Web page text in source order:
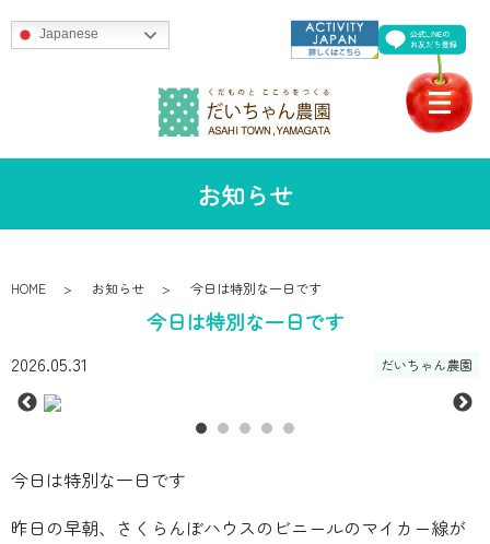
Japanese
お知らせ
HOME お知らせ 今日は特別な一日です
今日は特別な一日です
2026.05.31 だいちゃん農園
今日は特別な一日です
昨日の早朝、さくらんぼハウスのビニールのマイカー線が